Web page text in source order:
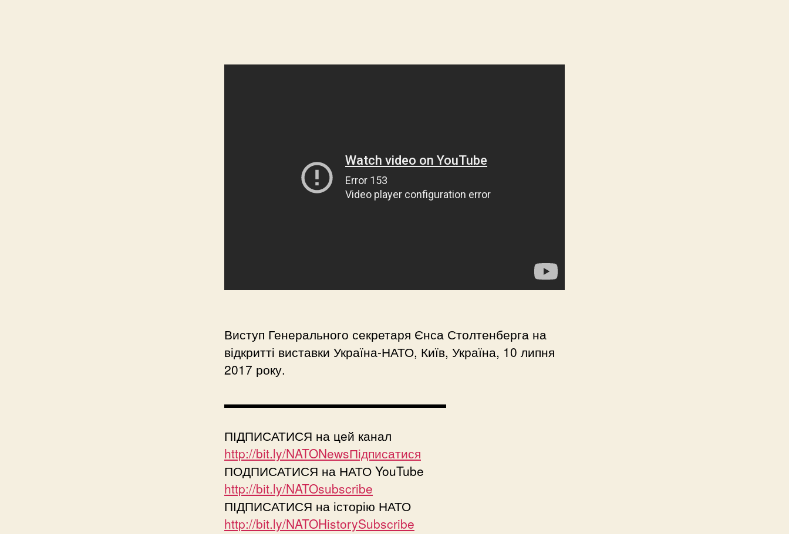
Виступ Генерального секретаря Єнса Столтенберга на
відкритті виставки Україна-НАТО, Київ, Україна, 10 липня
2017 року.
▬▬▬▬▬▬▬▬▬▬▬▬▬▬▬▬▬▬
ПІДПИСАТИСЯ на цей канал
http://bit.ly/NATONewsПідписатися
ПОДПИСАТИСЯ на НАТО YouTube
http://bit.ly/NATOsubscribe
ПІДПИСАТИСЯ на історію НАТО
http://bit.ly/NATOHistorySubscribe